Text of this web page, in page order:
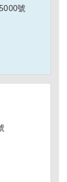
號